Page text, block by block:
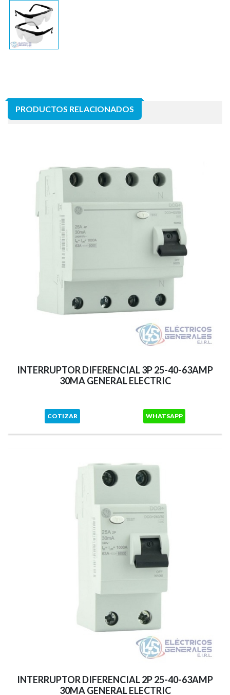
PRODUCTOS RELACIONADOS
INTERRUPTOR DIFERENCIAL 3P 25-40-63AMP
30MA GENERAL ELECTRIC
COTIZAR WHATSAPP
INTERRUPTOR DIFERENCIAL 2P 25-40-63AMP
30MA GENERAL ELECTRIC